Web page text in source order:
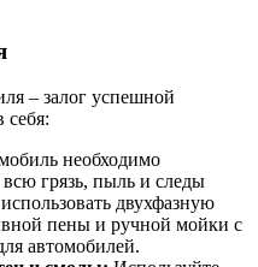
– залог успешной
себя:
необходимо
грязь, пыль и следы
двухфазную
пены и ручной мойки с
автомобилей.